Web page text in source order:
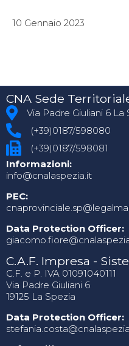
10 Gennaio 2023
CNA Sede
Via Padre Giuliani 6 La
(+39)0187/598080
(+39)0187/598081
Informazioni:
info@cnalaspezia.it
PEC:
Data Protection Officer:
C.A.F. Impresa -
C.F. e P. IVA 01091040111
Via Padre Giuliani 6
19125 La Spezia
Data Protection Officer: